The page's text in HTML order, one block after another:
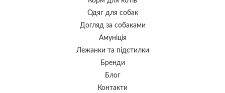
Одяг для собак
Догляд за собаками
Амуніція
Лежанки та підстилки
Бренди
Блог
Контакти